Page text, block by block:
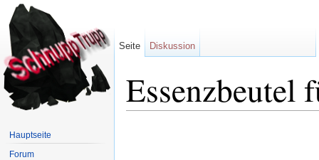
Essenzbeutel
Seite Diskussion
Hauptseite
Forum